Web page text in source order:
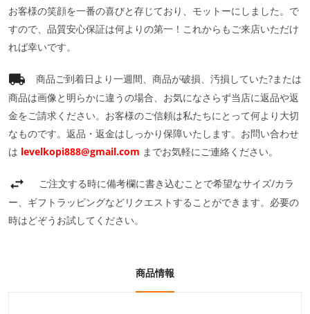
お客様の笑顔を一番の喜びと存じており、モットーにしました。で
すので、品質安心保証は何よりの第一！これからもご来店いただけ
れば幸いです。
商品ご到着日より一週間、商品が破損、汚損していた?または
商品は画像と明らかに違うの場合、お気になさらず当店に返品や返
金をご請求ください。お客様のご信頼は私たちにとって何より大切
なものです。返品・返金はしっかり保障いたします。お問い合わせ
は levelkopi888@gmail.com までお気軽にご連絡ください。
ご注文する時に備考欄に書き込むことで希望なサイズ/カラ
ー、ギフトラッピングなどリクエストすることができます。必要の
時はどぞうお試してください。
商品情報